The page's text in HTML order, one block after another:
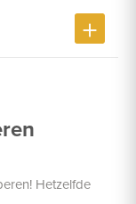
Hetzelfde